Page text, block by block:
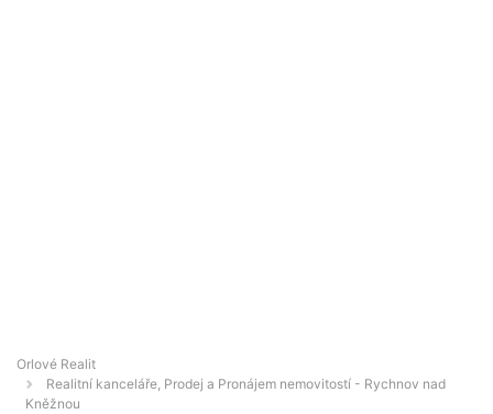
Orlové Realit
Realitní kanceláře, Prodej a Pronájem nemovitostí - Rychnov nad
Kněžnou